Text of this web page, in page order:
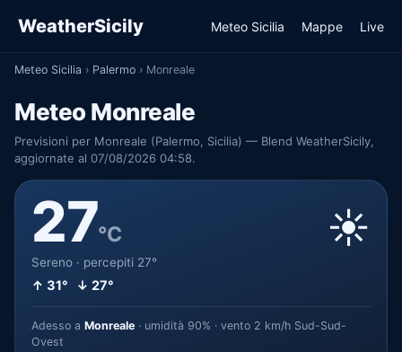
WeatherSicily Meteo Sicilia Mappe Live
Meteo Sicilia › Palermo › Monreale
Meteo Monreale
Previsioni per Monreale (Palermo, Sicilia) — Blend WeatherSicily,
aggiornate al 07/08/2026 04:58.
27°C
Sereno · percepiti 27°
↑ 31° ↓ 27°
☀️
Adesso a Monreale · umidità 90% · vento 2 km/h Sud-Sud-
Ovest